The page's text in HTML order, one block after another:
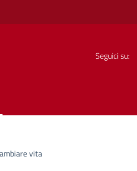
Seguici su:
vita